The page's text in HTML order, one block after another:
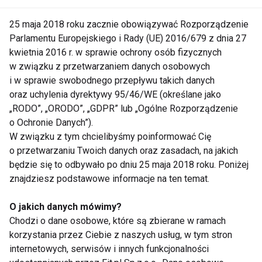
mieszanka".
Royal Green to w 100% ekologiczne napary ziołowe,
które są uprawiane w sposób zrównoważony bez
użycia pestycydów i zebrane we właściwym
momencie. Dzięki temu zachowane jest bogactwo
smaku i dobroczynne działanie. Nasze herbaty są
ekologiczne, certyfikowane i po prostu przepyszne.
Używamy jedynie w 100% prawdziwych składników i
nigdy nie dodajemy aromatów (nawet naturalnych),
zapachów i ulepszaczy smaku. Doświadczysz
Nasze papierowe torebki są niewybielane, nie
zawierają zszywek oraz są w 100%
biodegradowalne. Prawie wszystkie składniki są
25 maja 2018 roku zacznie obowiązywać Rozporządzenie
Parlamentu Europejskiego i Rady (UE) 2016/679 z dnia 27
kwietnia 2016 r. w sprawie ochrony osób fizycznych
w związku z przetwarzaniem danych osobowych
i w sprawie swobodnego przepływu takich danych
oraz uchylenia dyrektywy 95/46/WE (określane jako
„RODO”, „ORODO”, „GDPR” lub „Ogólne Rozporządzenie
o Ochronie Danych”).
W związku z tym chcielibyśmy poinformować Cię
o przetwarzaniu Twoich danych oraz zasadach, na jakich
będzie się to odbywało po dniu 25 maja 2018 roku. Poniżej
znajdziesz podstawowe informacje na ten temat.
O jakich danych mówimy?
Chodzi o dane osobowe, które są zbierane w ramach
korzystania przez Ciebie z naszych usług, w tym stron
internetowych, serwisów i innych funkcjonalności